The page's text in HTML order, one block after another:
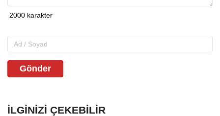
Gönder
İLGINIZI ÇEKEBILIR